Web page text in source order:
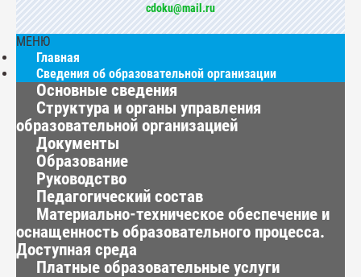
cdoku@mail.ru
МЕНЮ
Главная
Сведения об образовательной организации
Основные сведения
Структура и органы управления
образовательной организацией
Документы
Образование
Руководство
Педагогический состав
Материально-техническое обеспечение и
оснащенность образовательного процесса.
Доступная среда
Платные образовательные услуги